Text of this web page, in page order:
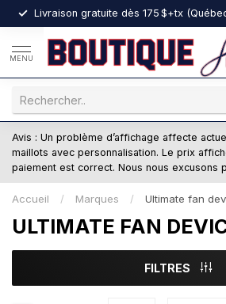
Livraison gratuite dès 175 $+tx
MENU
Avis : Un problème d’affichage affecte
maillots avec personnalisation. Le prix
paiement est correct. Nous nous excusons
Accueil / Marques / Ultimate fan
ULTIMATE FAN
FILTRES